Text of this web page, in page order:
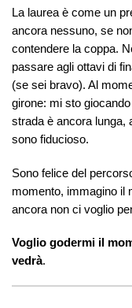
La laurea è come un
ancora nessuno, se
contendere la coppa.
passare agli ottavi di
(se sei bravo). Al
girone: mi sto
strada è ancora lunga,
sono fiducioso.
Sono felice del
momento, immagino il
ancora non ci voglio
Voglio godermi il
vedrà.